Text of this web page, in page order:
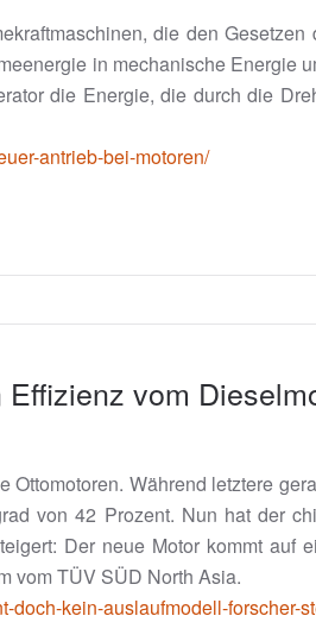
die den
in mechanische Energie
die Energie, die durch die
antrieb-bei-motoren/
vom
Während letztere
von 42 Prozent. Nun hat der
Der neue Motor kommt auf
vom TÜV SÜD North Asia.
kein-auslaufmodell-forscher-